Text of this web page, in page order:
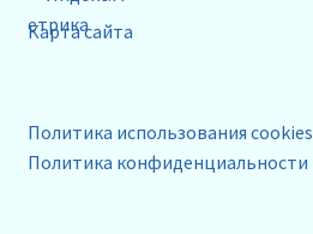
Карта сайта
Политика использования cookies
Политика конфиденциальности